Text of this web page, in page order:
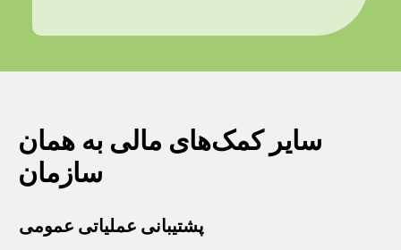
سایر کمک‌های مالی به همان
سازمان
پشتیبانی عملیاتی عمومی